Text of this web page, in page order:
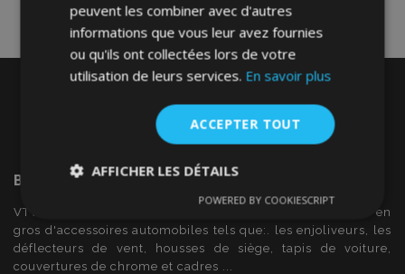
Bienvenue SurVTVAuto
VTV voiture est un détaillant européen et fournisseur en
gros d'accessoires automobiles tels que:. les enjoliveurs, les
déflecteurs de vent, housses de siège, tapis de voiture,
couvertures de chrome et cadres ...
peuvent les combiner avec d'autres
informations que vous leur avez fournies
ou qu'ils ont collectées lors de votre
utilisation de leurs services. En savoir plus
ACCEPTER TOUT
AFFICHER LES DÉTAILS
nécessaires
Performance Ciblage
POWERED BY COOKIESCRIPT